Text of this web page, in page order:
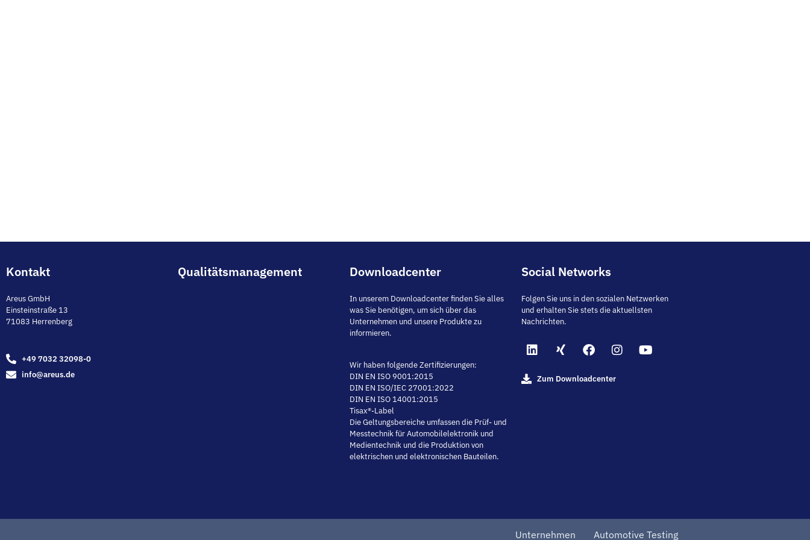
Kontakt
Areus GmbH
Einsteinstraße 13
71083 Herrenberg
+49 7032 32098-0
info@areus.de
Qualitätsmanagement Downloadcenter
In unserem Downloadcenter finden Sie alles
was Sie benötigen, um sich über das
Unternehmen und unsere Produkte zu
informieren.
Wir haben folgende Zertifizierungen:
DIN EN ISO 9001:2015
DIN EN ISO/IEC 27001:2022
DIN EN ISO 14001:2015
Tisax®-Label
Die Geltungsbereiche umfassen die Prüf- und
Messtechnik für Automobilelektronik und
Medientechnik und die Produktion von
elektrischen und elektronischen Bauteilen.
Social Networks
Folgen Sie uns in den sozialen Netzwerken
und erhalten Sie stets die aktuellsten
Nachrichten.
Zum Downloadcenter
Unternehmen Automotive Testing